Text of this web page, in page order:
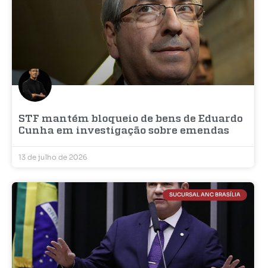
STF mantém bloqueio de bens de Eduardo
Cunha em investigação sobre emendas
13 de julho de 2026
SUCURSAL ANC BRASÍLIA